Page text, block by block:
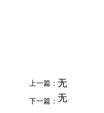
上一篇： 无
下一篇： 无